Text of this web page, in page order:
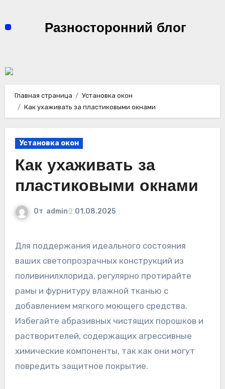
содержимомуРазносторонний блог
Главная страница
Установка окон
Как ухаживать за пластиковыми окнами
Установка окон
Как ухаживать за
пластиковыми окнами
От admin 01.08.2025
Для поддержания идеального состояния
ваших светопрозрачных конструкций из
поливинилхлорида, регулярно протирайте
рамы и фурнитуру влажной тканью с
добавлением мягкого моющего средства.
Избегайте абразивных чистящих порошков и
растворителей, содержащих агрессивные
химические компоненты, так как они могут
повредить защитное покрытие.